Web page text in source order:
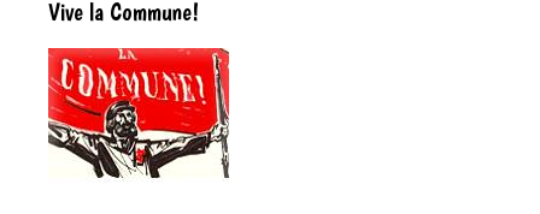
Vive la Commune!